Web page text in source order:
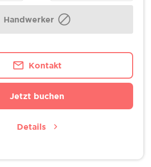
Handwerker
Kontakt
Jetzt buchen
Details